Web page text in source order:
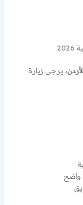
، يرجى زيارة
واضح